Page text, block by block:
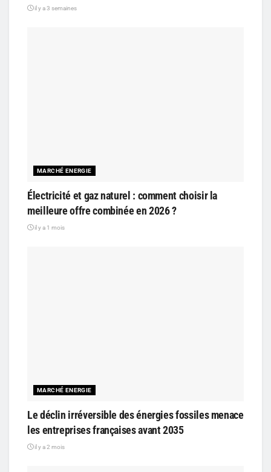
il y a 3 semaines
MARCHÉ ENERGIE
Électricité et gaz naturel : comment choisir la
meilleure offre combinée en 2026 ?
il y a 1 mois
MARCHÉ ENERGIE
Le déclin irréversible des énergies fossiles menace
les entreprises françaises avant 2035
il y a 2 mois